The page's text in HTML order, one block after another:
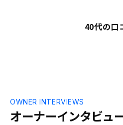
40代の口
オーナーインタビュ
OWNER INTERVIEWS